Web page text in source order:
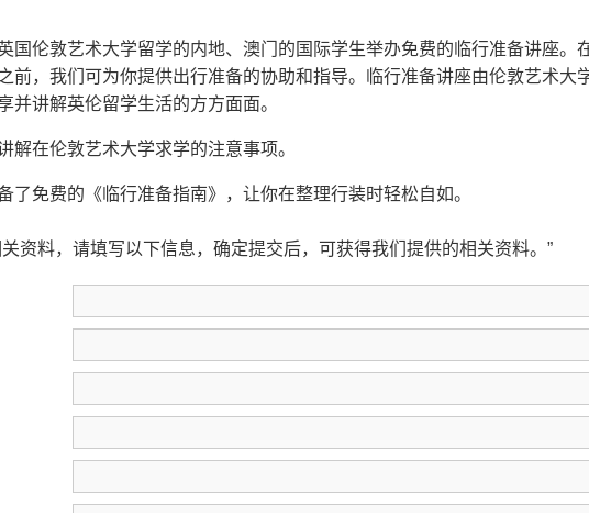
国伦敦艺术大学留学的内地、澳门的国际学生举办免费的临行准备讲座。
前，我们可为你提供出行准备的协助和指导。临行准备讲座由伦敦艺术大
并讲解英伦留学生活的方方面面。
解在伦敦艺术大学求学的注意事项。
了免费的《临行准备指南》，让你在整理行装时轻松自如。
资料，请填写以下信息，确定提交后，可获得我们提供的相关资料。”